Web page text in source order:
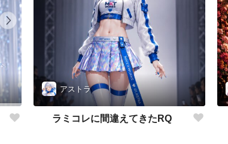
アストラ
ラミコレに間違えてきたRQ